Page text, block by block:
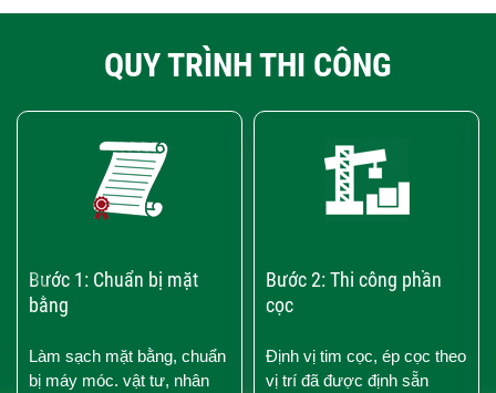
QUY TRÌNH THI CÔNG
Bước 1: Chuẩn bị mặt
bằng
Làm sạch mặt bằng, chuẩn
bị máy móc. vật tư, nhân
Bước 2: Thi công phần
cọc
Định vị tim cọc, ép cọc theo
vị trí đã được định sẵn
›
‹